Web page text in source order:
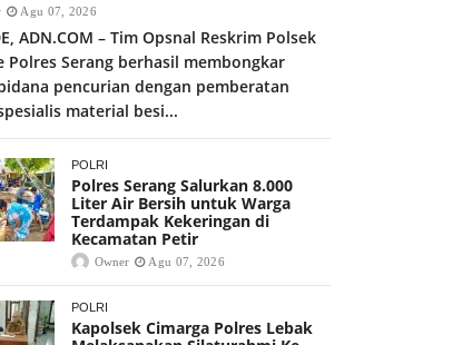
Agu 07, 2026
ADN.COM – Tim Opsnal Reskrim Polsek
Polres Serang berhasil membongkar
pencurian dengan pemberatan
material besi...
POLRI
Polres Serang Salurkan 8.000
Liter Air Bersih untuk Warga
Terdampak Kekeringan di
Kecamatan Petir
Owner Agu 07, 2026
POLRI
Kapolsek Cimarga Polres Lebak